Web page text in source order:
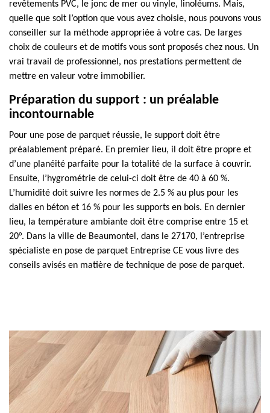
revêtements PVC, le jonc de mer ou vinyle, linoléums. Mais,
quelle que soit l’option que vous avez choisie, nous pouvons vous
conseiller sur la méthode appropriée à votre cas. De larges
choix de couleurs et de motifs vous sont proposés chez nous. Un
vrai travail de professionnel, nos prestations permettent de
mettre en valeur votre immobilier.
Préparation du support : un préalable
incontournable
Pour une pose de parquet réussie, le support doit être
préalablement préparé. En premier lieu, il doit être propre et
d’une planéité parfaite pour la totalité de la surface à couvrir.
Ensuite, l’hygrométrie de celui-ci doit être de 40 à 60 %.
L’humidité doit suivre les normes de 2.5 % au plus pour les
dalles en béton et 16 % pour les supports en bois. En dernier
lieu, la température ambiante doit être comprise entre 15 et
20°. Dans la ville de Beaumontel, dans le 27170, l’entreprise
spécialiste en pose de parquet Entreprise CE vous livre des
conseils avisés en matière de technique de pose de parquet.